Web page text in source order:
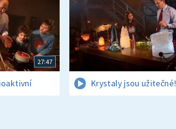
27:47
Krystaly jsou užitečné!